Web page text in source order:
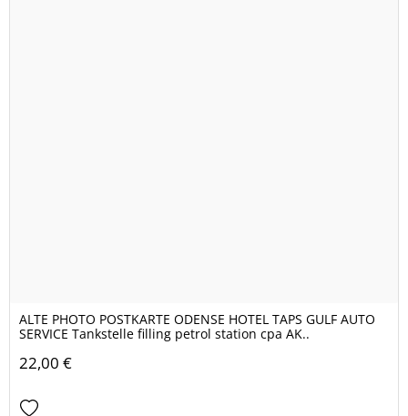
ALTE PHOTO POSTKARTE ODENSE HOTEL TAPS GULF AUTO
SERVICE Tankstelle filling petrol station cpa AK..
22,00 €